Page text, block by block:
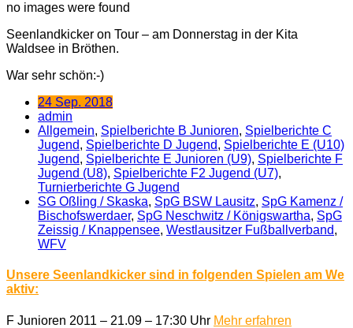
no images were found
Seenlandkicker on Tour – am Donnerstag in der Kita
Waldsee in Bröthen.
War sehr schön:-)
24 Sep. 2018
admin
Allgemein, Spielberichte B Junioren, Spielberichte C
Jugend, Spielberichte D Jugend, Spielberichte E (U10)
Jugend, Spielberichte E Junioren (U9), Spielberichte F
Jugend (U8), Spielberichte F2 Jugend (U7),
Turnierberichte G Jugend
SG Oßling / Skaska, SpG BSW Lausitz, SpG Kamenz /​
Bischofswerdaer, SpG Neschwitz /​ Königswartha, SpG
Zeissig / Knappensee, Westlausitzer Fußballverband,
WFV
Unsere Seenlandkicker sind in folgenden Spielen am We
aktiv:
F Junioren 2011 – 21.09 – 17:30 Uhr Mehr erfahren